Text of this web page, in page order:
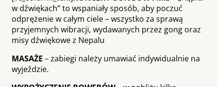
w dźwiękach” to wspaniały sposób, aby poczuć
odprężenie w całym ciele – wszystko za sprawą
przyjemnych wibracji, wydawanych przez gong oraz
misy dźwiękowe z Nepalu
MASAŻE – zabiegi należy umawiać indywidualnie na
wyjeździe.